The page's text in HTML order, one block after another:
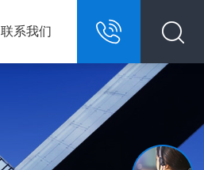
13967146609
联系我们